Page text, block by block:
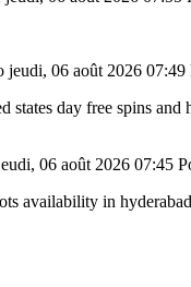
jeudi, 06 août 2026 07:49
states day free spins
06 août 2026 07:45
availability in